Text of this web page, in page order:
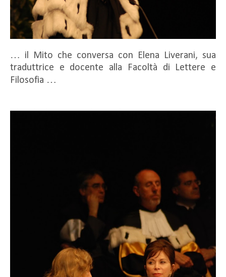
… il Mito che conversa con Elena Liverani, sua
traduttrice e docente alla Facoltà di Lettere e
Filosofia …